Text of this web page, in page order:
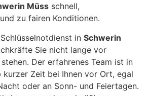
Müss schnell,
zu fairen Konditionen.
in Schwerin
Sie nicht lange vor
Der erfahrenes Team ist in
kurzer Zeit bei Ihnen vor Ort, egal
oder an Sonn- und Feiertagen.